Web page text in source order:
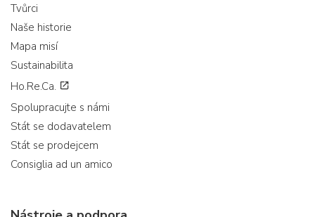
Tvůrci
Naše historie
Mapa misí
Sustainabilita
Ho.Re.Ca.
Spolupracujte s námi
Stát se dodavatelem
Stát se prodejcem
Consiglia ad un amico